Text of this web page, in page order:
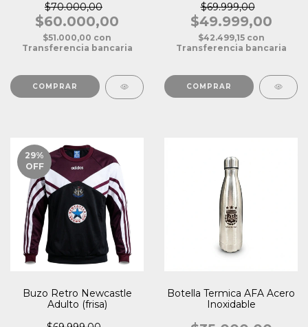
$70.000,00
$60.000,00
$51.000,00 con
Transferencia bancaria
COMPRAR
$69.999,00
$49.999,00
$42.499,15 con
Transferencia bancaria
COMPRAR
29%
OFF
Buzo Retro Newcastle
Adulto (frisa)
Botella Termica AFA Acero
Inoxidable